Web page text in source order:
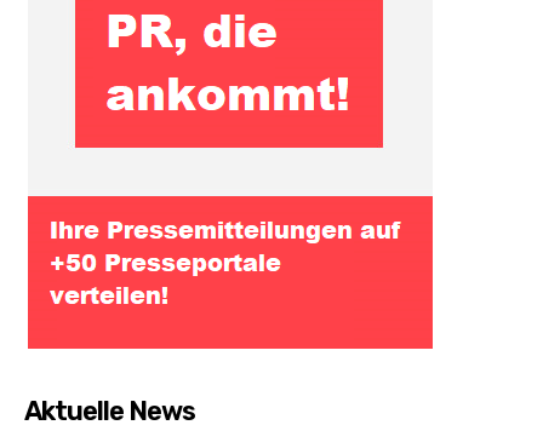
Aktuelle News